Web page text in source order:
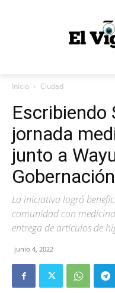
Inicio Ciudad
Escribiendo
jornada
junto a
La iniciativa logró
comunidad con
entrega de artículos de
junio 4, 2022